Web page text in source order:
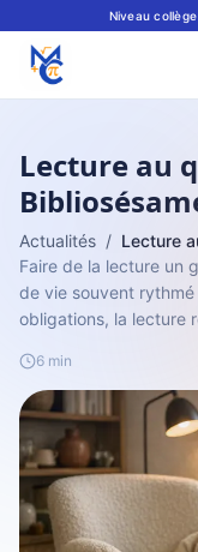
Niveau
Lecture au
Actualités /
Faire de la lecture un
de vie souvent
obligations, la lecture
6 min